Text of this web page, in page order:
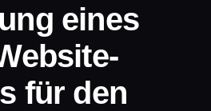
eines
für den